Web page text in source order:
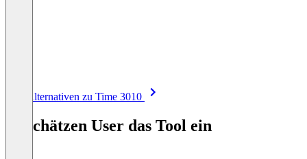
Alle Alternativen zu Time 3010
So schätzen User das Tool ein